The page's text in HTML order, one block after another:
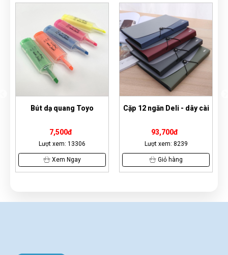
Cặp 12 ngăn Deli - dây cài
93,700đ
Lượt xem: 8239
Giỏ hàng
Kẹp bướm giấy Slecho -
6,300đ
Lượt xem: 2189
Giỏ hàng